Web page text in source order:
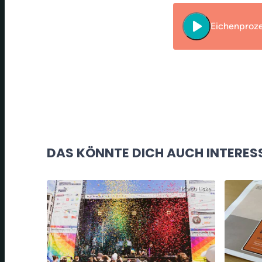
play_arrow
DAS KÖNNTE DICH AUCH
Marco Liske